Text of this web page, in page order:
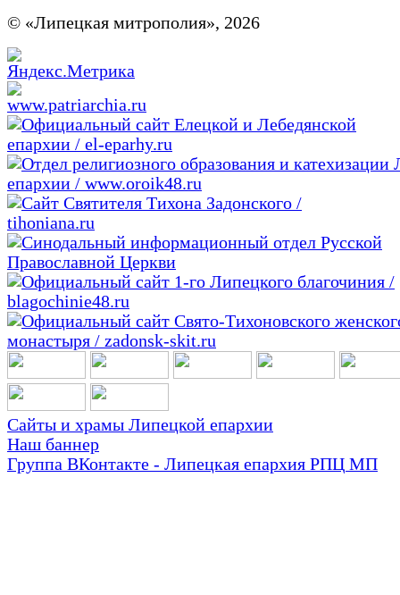
© «Липецкая митрополия», 2026
Сайты и храмы Липецкой епархии
Наш баннер
Группа ВКонтакте - Липецкая епархия РПЦ МП